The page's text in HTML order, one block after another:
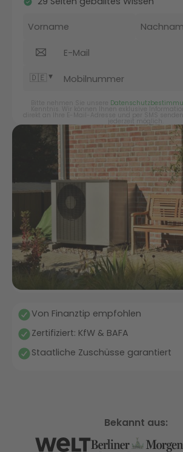
Von Finanztip empfohlen
Zertifiziert: KfW & BAFA
Staatliche Zuschüsse garantiert
Bekannt aus: